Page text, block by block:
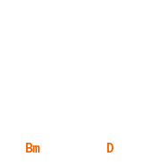
Bm D